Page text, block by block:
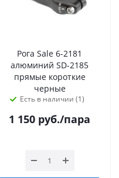
Рога Sale 6-2181
алюминий SD-2185
прямые короткие
черные
Есть в наличии (1)
1 150 руб./пара